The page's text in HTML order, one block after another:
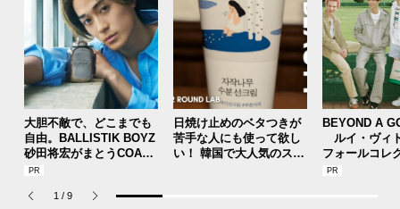
大胆不敵で、どこまでも
自由。BALLISTIK BOYZ
砂田将宏がまとうCOACH
の新作フレグランス「コ
パルファム」
日焼け止めのベタつきが
苦手な人にも使って欲し
い！ 韓国で大人気のスト
BEYOND A
ルイ・ヴィ
フォールコレ
描くプレッピ
1 / 9